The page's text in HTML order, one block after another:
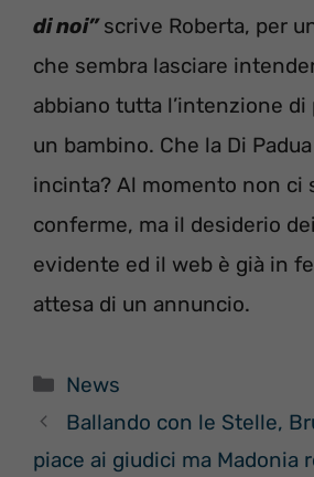
di noi”scrive Roberta, per
che sembra lasciare
abbiano tutta l’intenzione di
un bambino. Che la Di
incinta? Al momento non ci
conferme, ma il desiderio
evidente ed il web è già in
attesa di un annuncio.
Categorie
News
Ballando con le Stelle,
piace ai giudici ma Madonia